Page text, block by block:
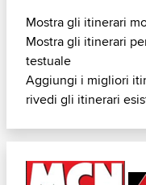
Mostra gli itinerari
Mostra gli itinerari
testuale
Aggiungi i migliori
rivedi gli itinerari